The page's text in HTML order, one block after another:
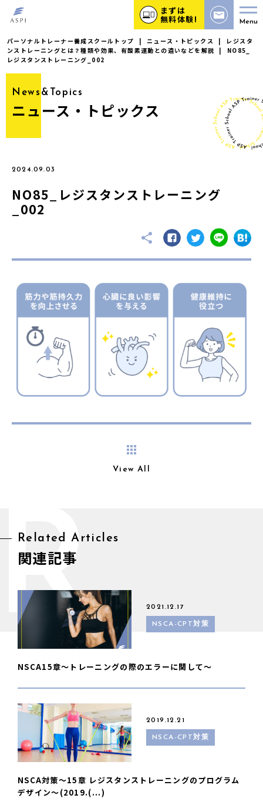
まずは
無料体験! Menu
パーソナルトレーナー養成スクールトップ | ニュース・トピックス |
レジスタ
ンストレーニングとは？種類や効果、有酸素運動との違いなどを解説
|
NO85_
レジスタンストレーニング_002
News&Topics
ニュース・トピックス
2024.09.03
NO85_レジスタンストレーニング
_002
View All
Related Articles
関連記事
2021.12.17
NSCA-CPT対策
NSCA15章〜トレーニングの際のエラーに関して〜
2019.12.21
NSCA-CPT対策
NSCA対策〜15章 レジスタンストレーニングのプログラム
デザイン〜(2019.(...)